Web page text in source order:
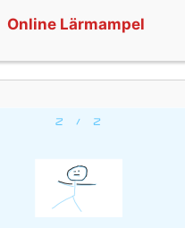
Online Lärmampel